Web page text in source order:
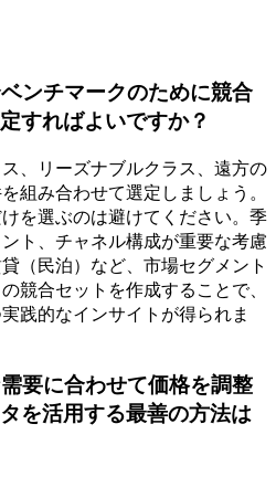
ンチマークのために競合
すればよいですか？
、リーズナブルクラス、遠方の
組み合わせて選定しましょう。
を選ぶのは避けてください。季
ト、チャネル構成が重要な考慮
（民泊）など、市場セグメント
競合セットを作成することで、
践的なインサイトが得られま
要に合わせて価格を調整
を活用する最善の方法は